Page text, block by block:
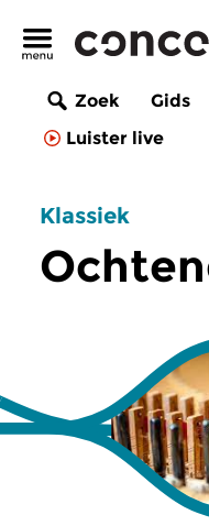
Zoek Gids
Luister live
Klassiek